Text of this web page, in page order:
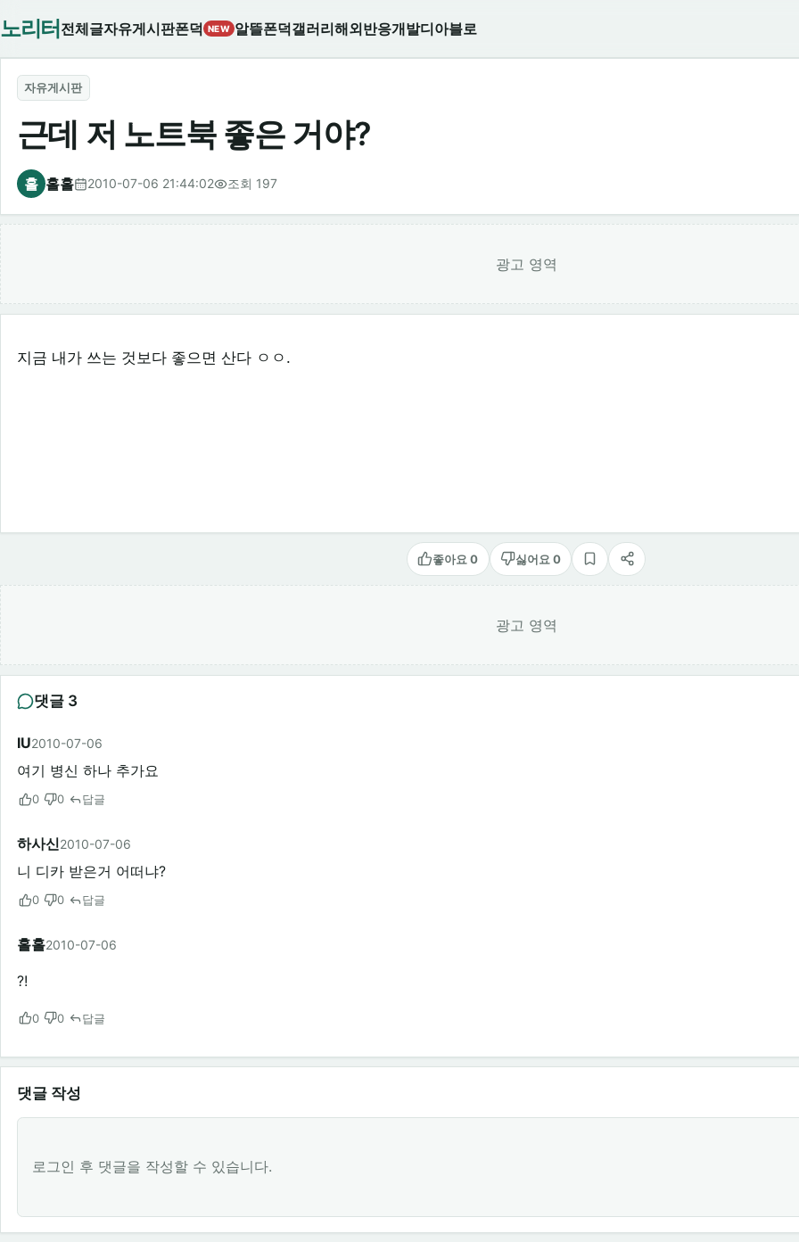
노리터 전체글자유게시판폰덕 NEW 알뜰폰덕갤러리해외반응개발디아블로
자유게시판
근데 저 노트북 좋은 거야?
홀 홀홀 2010-07-06 21:44:02 조회 197
광고 영역
지금 내가 쓰는 것보다 좋으면 산다 ㅇㅇ.
좋아요 0 싫어요 0
스크랩공유
광고 영역
댓글 3
IU2010-07-06
여기 병신 하나 추가요
0 0 답글
하사신2010-07-06
니 디카 받은거 어떠냐?
0 0 답글
홀홀2010-07-06
?!
0 0 답글
댓글 작성
로그인 후 댓글을 작성할 수 있습니다.